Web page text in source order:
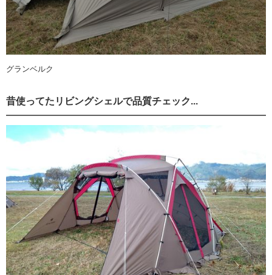
グランベルク
昔使ってたリビングシェルで品質チェック...